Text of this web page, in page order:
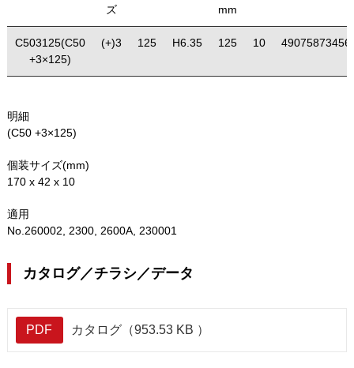
ズ
mm
C503125(C50
+3×125)
(+)3 125 H6.35 125 10
明細
(C50 +3×125)
個装サイズ(mm)
170 x 42 x 10
適用
No.260002, 2300, 2600A, 230001
カタログ／チラシ／データ
PDF カタログ（953.53 KB ）